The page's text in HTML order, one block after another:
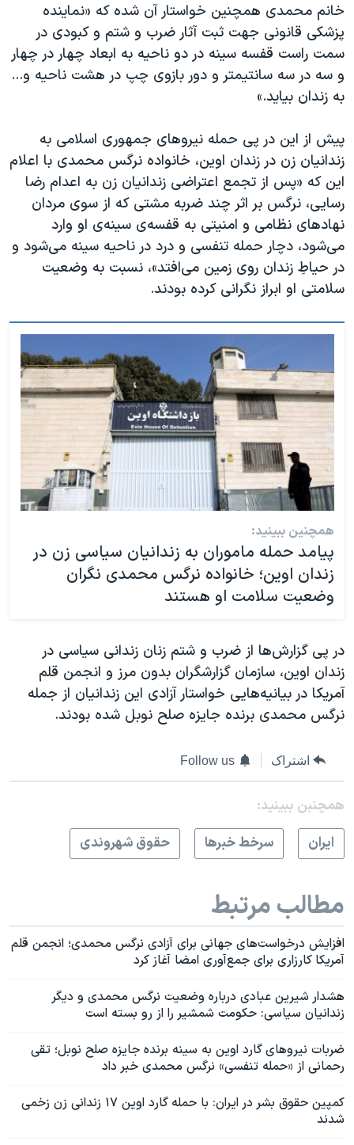
خانم محمدی همچنین خواستار آن شده که «نماینده
پزشکی قانونی جهت ثبت آثار ضرب و شتم و کبودی در
سمت راست قفسه سینه در دو ناحیه به ابعاد چهار در چهار
و سه در سه سانتیمتر و دور بازوی چپ در هشت ناحیه و...
به زندان بیاید.»
پیش از این در پی حمله نیروهای جمهوری اسلامی به
زندانیان زن در زندان اوین، خانواده نرگس محمدی با اعلام
این که «پس از تجمع اعتراضی زندانیان زن به اعدام رضا
رسایی، نرگس بر اثر چند ضربه مشتی که از سوی مردان
نهادهای نظامی و امنیتی به قفسه‌ی سینه‌ی او وارد
می‌شود، دچار حمله تنفسی و درد در ناحیه سینه می‌شود و
در حیاطِ زندان روی زمین می‌افتد»، نسبت به وضعیت
سلامتی او ابراز نگرانی کرده بودند.
همچنین ببینید:
پیامد حمله ماموران به زندانیان سیاسی زن در
زندان اوین؛ خانواده نرگس محمدی نگران
وضعیت سلامت او هستند
در پی گزارش‌ها از ضرب‌ و‌ شتم زنان زندانی سیاسی در
زندان اوین، سازمان گزارشگران بدون مرز و انجمن قلم
آمریکا در بیانیه‌هایی خواستار آزادی این زندانیان از جمله
نرگس محمدی برنده جایزه صلح نوبل شده بودند.
اشتراک Follow us
همچنبن ببینید:
ايران
سرخط خبرها حقوق شهروندی
مطالب مرتبط
افزایش درخواست‌های جهانی برای آزادی نرگس محمدی؛ انجمن قلم
آمریکا کارزاری برای جمع‌آوری امضا آغاز کرد
هشدار شیرین عبادی درباره وضعیت نرگس محمدی و دیگر
زندانیان سیاسی: حکومت شمشیر را از رو بسته است
ضربات نیروهای گارد اوین به سینه برنده جایزه صلح نوبل؛ تقی
رحمانی از «حمله تنفسی» نرگس محمدی خبر داد
کمپین حقوق بشر در ایران:‌ با حمله گارد اوین ۱۷ زندانی زن زخمی
شدند